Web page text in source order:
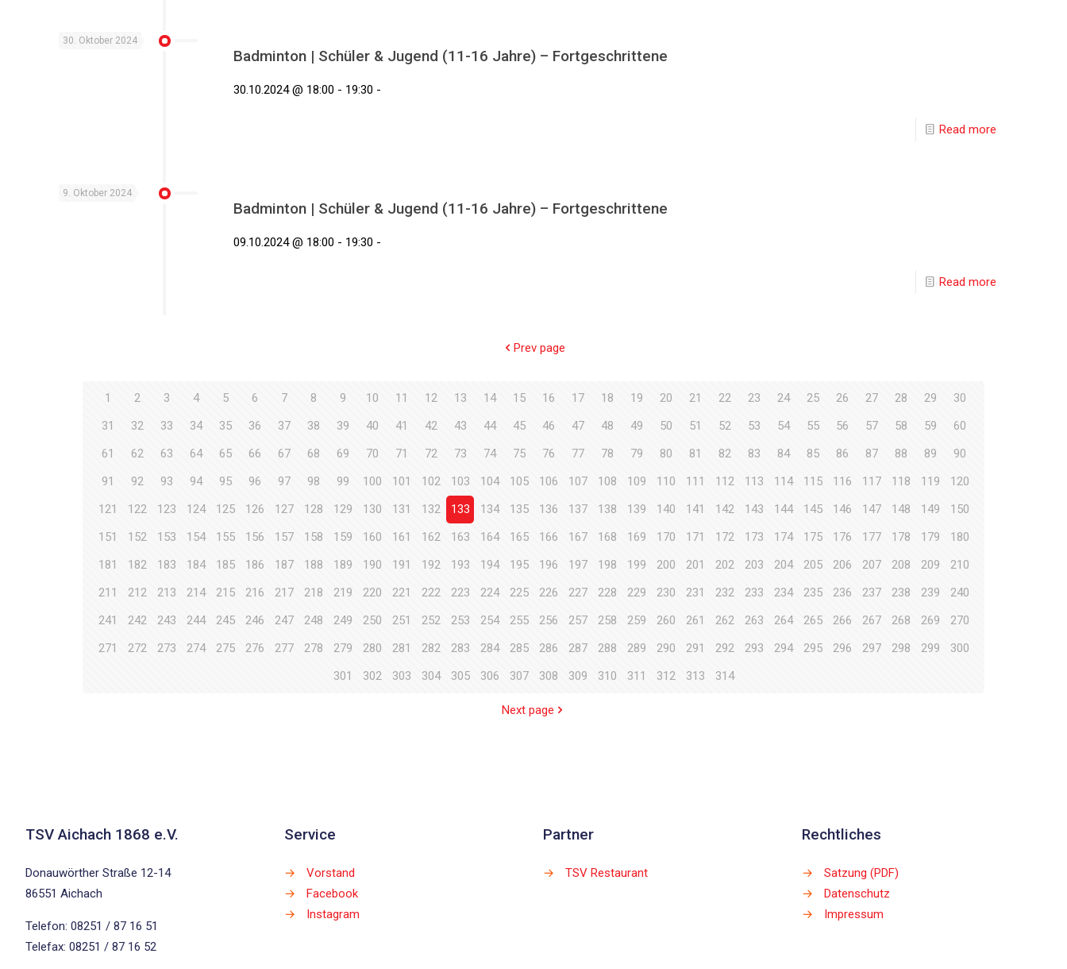
30. Oktober 2024
Badminton | Schüler & Jugend (11-16 Jahre) – Fortgeschrittene
30.10.2024 @ 18:00 - 19:30 -
Read more
9. Oktober 2024
Badminton | Schüler & Jugend (11-16 Jahre) – Fortgeschrittene
09.10.2024 @ 18:00 - 19:30 -
Read more
Prev page
1 2 3 4 5 6 7 8 9 10 11 12 13 14 15 16 17 18 19 20 21 22 23 24 25 26 27 28 29
30
31
32 33 34 35 36 37 38 39 40 41 42 43 44 45 46 47 48 49 50 51 52 53 54 55 56 57 58 59
60
61
62 63 64 65 66 67 68 69 70 71 72 73 74 75 76 77 78 79 80 81 82 83 84 85 86 87 88 89
90
91
92 93 94 95 96 97 98 99 100 101 102 103 104 105 106 107 108 109 110 111 112 113 114 115 116 117 118 119
120
121
122 123 124 125 126 127 128 129 130 131 132 133 134 135 136 137 138 139 140 141 142 143 144 145 146 147 148 149
150
151
152 153 154 155 156 157 158 159 160 161 162 163 164 165 166 167 168 169 170 171 172 173 174 175 176 177 178 179
180
181
182 183 184 185 186 187 188 189 190 191 192 193 194 195 196 197 198 199 200 201 202 203 204 205 206 207 208 209
210
211
212 213 214 215 216 217 218 219 220 221 222 223 224 225 226 227 228 229 230 231 232 233 234 235 236 237 238 239
240
241
242 243 244 245 246 247 248 249 250 251 252 253 254 255 256 257 258 259 260 261 262 263 264 265 266 267 268 269
270
271
272 273 274 275 276 277 278 279 280 281 282 283 284 285 286 287 288 289 290 291 292 293 294 295 296 297 298 299
300
301
302 303 304 305 306 307 308 309 310 311 312 313 314
Next page
TSV Aichach 1868 e.V.
Donauwörther Straße 12-14
86551 Aichach
Telefon: 08251 / 87 16 51
Telefax: 08251 / 87 16 52
Service
→
Vorstand
→
Facebook
→
Instagram
Partner
→ TSV Restaurant
Rechtliches
→
Satzung (PDF)
→
Datenschutz
→
Impressum